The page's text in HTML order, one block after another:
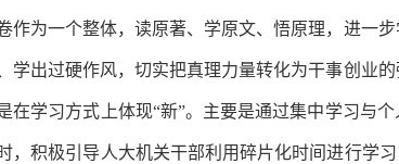
作为一个整体，读原著、学原文、悟原理，进一
学出过硬作风，切实把真理力量转化为干事创业
在学习方式上体现“新”。主要是通过集中学习与
，积极引导人大机关干部利用碎片化时间进行学